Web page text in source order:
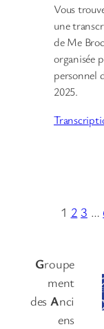
Vous
une
de Me
organisée
personnel
2025.
1 2 3 …
Groupe
ment
des Anci
ens